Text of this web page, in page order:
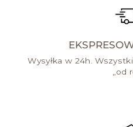
Wysyłka w 24h.
„od